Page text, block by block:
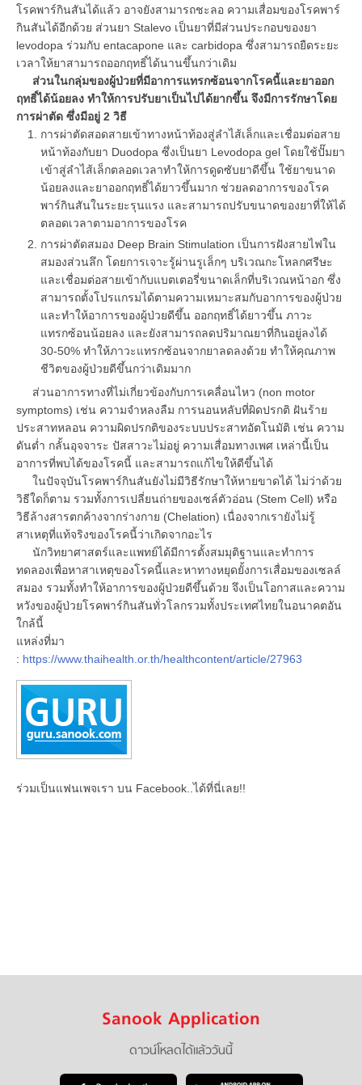
โรคพาร์กินสันได้แล้ว อาจยังสามารถชะลอ ความเสื่อมของโรคพาร์
กินสันได้อีกด้วย ส่วนยา Stalevo เป็นยาที่มีส่วนประกอบของยา
levodopa ร่วมกับ entacapone และ carbidopa ซึ่งสามารถยืดระยะ
เวลาให้ยาสามารถออกฤทธิ์ได้นานขึ้นกว่าเดิม
ส่วนในกลุ่มของผู้ป่วยที่มีอาการแทรกซ้อนจากโรคนี้และยาออก
ฤทธิ์ได้น้อยลง ทำให้การปรับยาเป็นไปได้ยากขึ้น จึงมีการรักษาโดย
การผ่าตัด ซึ่งมีอยู่ 2 วิธี
การผ่าตัดสอดสายเข้าทางหน้าท้องสู่ลำไส้เล็กและเชื่อมต่อสาย
หน้าท้องกับยา Duodopa ซึ่งเป็นยา Levodopa gel โดยใช้ปั๊มยา
เข้าสู่ลำไส้เล็กตลอดเวลาทำให้การดูดซับยาดีขึ้น ใช้ยาขนาด
น้อยลงและยาออกฤทธิ์ได้ยาวขึ้นมาก ช่วยลดอาการของโรค
พาร์กินสันในระยะรุนแรง และสามารถปรับขนาดของยาที่ให้ได้
ตลอดเวลาตามอาการของโรค
การผ่าตัดสมอง Deep Brain Stimulation เป็นการฝังสายไฟใน
สมองส่วนลึก โดยการเจาะรู้ผ่านรูเล็กๆ บริเวณกะโหลกศรีษะ
และเชื่อมต่อสายเข้ากับแบตเตอรี่ขนาดเล็กที่บริเวณหน้าอก ซึ่ง
สามารถตั้งโปรแกรมได้ตามความเหมาะสมกับอาการของผู้ป่วย
และทำให้อาการของผู้ป่วยดีขึ้น ออกฤทธิ์ได้ยาวขึ้น ภาวะ
แทรกซ้อนน้อยลง และยังสามารถลดปริมาณยาที่กินอยู่ลงได้
30-50% ทำให้ภาวะแทรกซ้อนจากยาลดลงด้วย ทำให้คุณภาพ
ชีวิตของผู้ป่วยดีขึ้นกว่าเดิมมาก
ส่วนอาการทางที่ไม่เกี่ยวข้องกับการเคลื่อนไหว (non motor
symptoms) เช่น ความจำหลงลืม การนอนหลับที่ผิดปรกติ ฝันร้าย
ประสาทหลอน ความผิดปรกติของระบบประสาทอัตโนมัติ เช่น ความ
ดันต่ำ กลั้นอุจจาระ ปัสสาวะไม่อยู่ ความเสื่อมทางเพศ เหล่านี้เป็น
อาการที่พบได้ของโรคนี้ และสามารถแก้ไขให้ดีขึ้นได้
ในปัจจุบันโรคพาร์กินสันยังไม่มีวิธีรักษาให้หายขาดได้ ไม่ว่าด้วย
วิธีใดก็ตาม รวมทั้งการเปลี่ยนถ่ายของเซล์ตัวอ่อน (Stem Cell) หรือ
วิธีล้างสารตกค้างจากร่างกาย (Chelation) เนื่องจากเรายังไม่รู้
สาเหตุที่แท้จริงของโรคนี้ว่าเกิดจากอะไร
นักวิทยาศาสตร์และแพทย์ได้มีการตั้งสมมุติฐานและทำการ
ทดลองเพื่อหาสาเหตุของโรคนี้และหาทางหยุดยั้งการเสื่อมของเซลล์
สมอง รวมทั้งทำให้อาการของผู้ป่วยดีขึ้นด้วย จึงเป็นโอกาสและความ
หวังของผู้ป่วยโรคพาร์กินสันทั่วโลกรวมทั้งประเทศไทยในอนาคตอัน
ใกล้นี้
แหล่งที่มา
: https://www.thaihealth.or.th/healthcontent/article/27963
ร่วมเป็นแฟนเพจเรา บน Facebook..ได้ที่นี่เลย!!
Sanook Application
ดาวน์โหลดได้แล้ววันนี้